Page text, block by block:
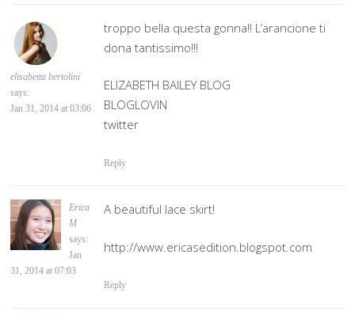
elisabetta bertolini
says:
Jan 31, 2014 at 03:06
troppo bella questa gonna!! L’arancione ti
dona tantissimo!!!
ELIZABETH BAILEY BLOG
BLOGLOVIN
twitter
Reply
Erica
M
says:
Jan
31, 2014 at 07:03
A beautiful lace skirt!
http://www.ericasedition.blogspot.com
Reply